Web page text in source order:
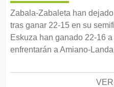
Zabala-Zabaleta han
tras ganar 22-15 en su
Eskuza han ganado 22-16
enfrentarán a Amiano-